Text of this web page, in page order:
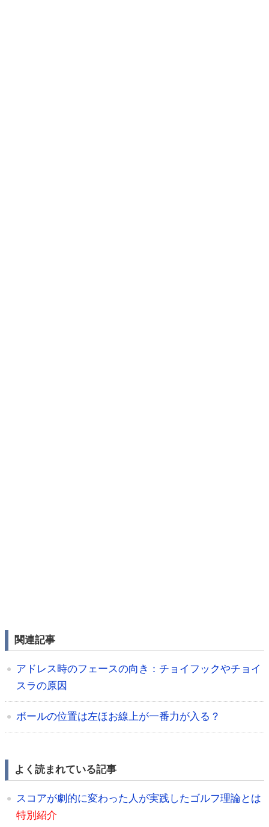
関連記事
アドレス時のフェースの向き：チョイフックやチョイ
スラの原因
ボールの位置は左ほお線上が一番力が入る？
よく読まれている記事
スコアが劇的に変わった人が実践したゴルフ理論とは
特別紹介